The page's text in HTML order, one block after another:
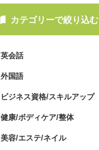
カテゴリーで絞り込む
英会話
外国語
ビジネス資格/スキルアップ
健康/ボディケア/整体
美容/エステ/ネイル